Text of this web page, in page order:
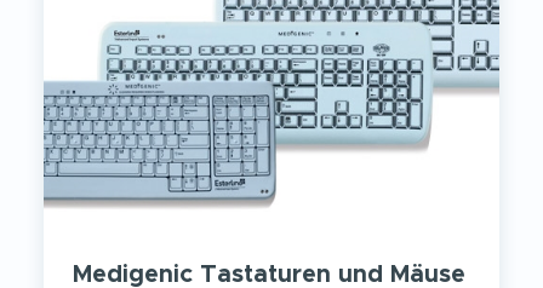
Medigenic Tastaturen und Mäuse